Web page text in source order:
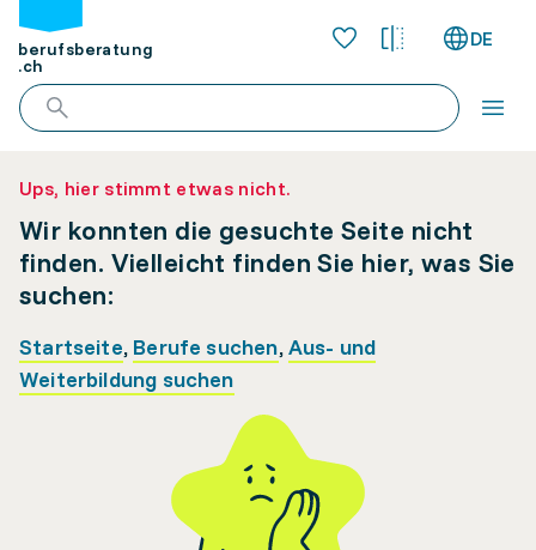
berufsberatung
.ch
DE
Ups, hier stimmt etwas nicht.
Wir konnten die gesuchte Seite nicht
finden. Vielleicht finden Sie hier, was Sie
suchen:
Startseite, Berufe suchen,Aus- und
Weiterbildung suchen